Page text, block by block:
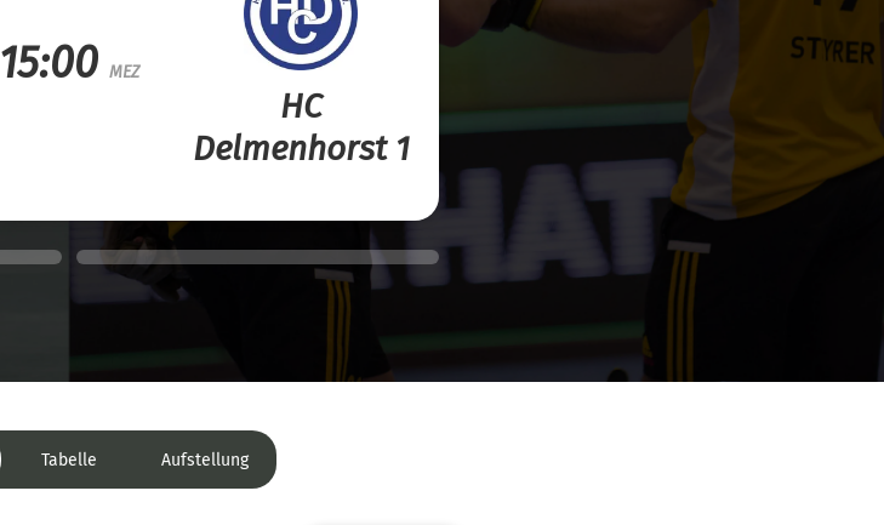
15:00 MEZ
HC
Delmenhorst 1
Tabelle Aufstellung